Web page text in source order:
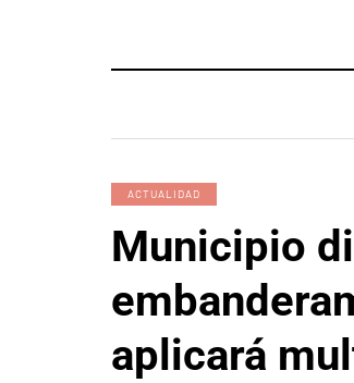
ACTUALIDAD
Municipio
aplicará